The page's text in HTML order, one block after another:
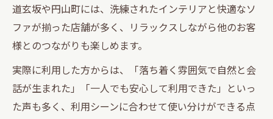
道玄坂や円山町には、洗練されたインテリアと快適なソ
ファが揃った店舗が多く、リラックスしながら他のお客
様とのつながりも楽しめます。
実際に利用した方からは、「落ち着く雰囲気で自然と会
話が生まれた」「一人でも安心して利用できた」といっ
た声も多く、利用シーンに合わせて使い分けができる点